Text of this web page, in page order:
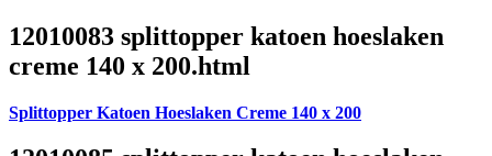
12010083 splittopper katoen hoeslaken
creme 140 x 200.html
Splittopper Katoen Hoeslaken Creme 140 x 200